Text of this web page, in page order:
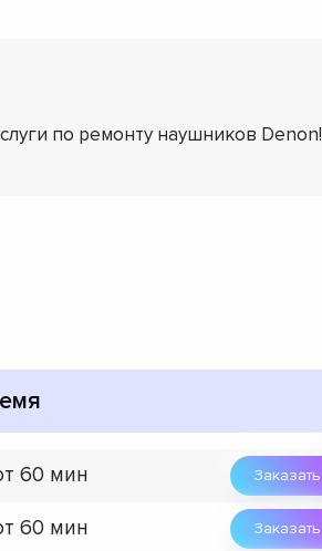
по ремонту наушников Denon!
60 мин Заказать
60 мин Заказать